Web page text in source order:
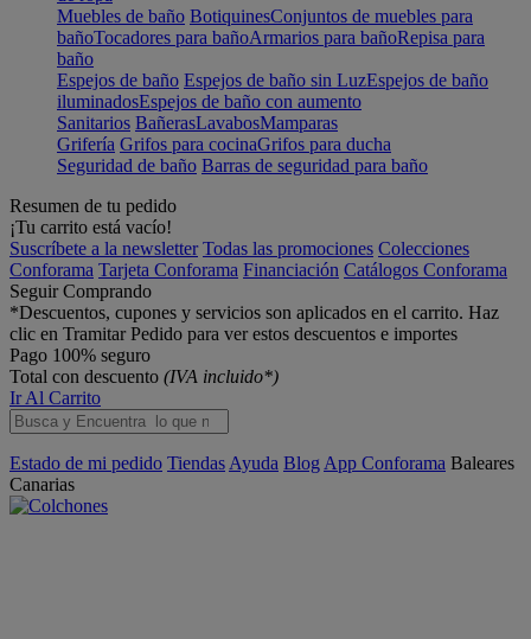
Muebles de baño BotiquinesConjuntos de muebles para
bañoTocadores para bañoArmarios para bañoRepisa para
baño
Espejos de baño Espejos de baño sin LuzEspejos de baño
iluminadosEspejos de baño con aumento
Sanitarios BañerasLavabosMamparas
Grifería Grifos para cocinaGrifos para ducha
Seguridad de baño Barras de seguridad para baño
Resumen de tu pedido
¡Tu carrito está vacío!
Suscríbete a la newsletter Todas las promociones Colecciones
Conforama Tarjeta Conforama Financiación Catálogos Conforama
Seguir Comprando
*Descuentos, cupones y servicios son aplicados en el carrito. Haz
clic en Tramitar Pedido para ver estos descuentos e importes
Pago 100% seguro
Total con descuento (IVA incluido*)
Ir Al Carrito
Estado de mi pedido Tiendas Ayuda Blog App Conforama Baleares
Canarias